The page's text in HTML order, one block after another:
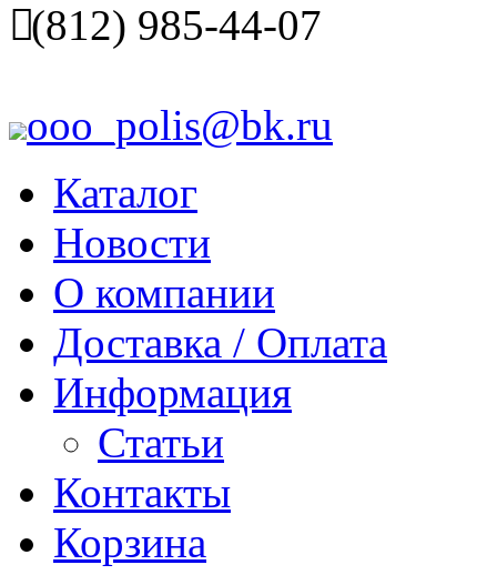
(812) 985-44-07
ooo_polis@bk.ru
Каталог
Новости
О компании
Доставка / Оплата
Информация
Статьи
Контакты
Корзина